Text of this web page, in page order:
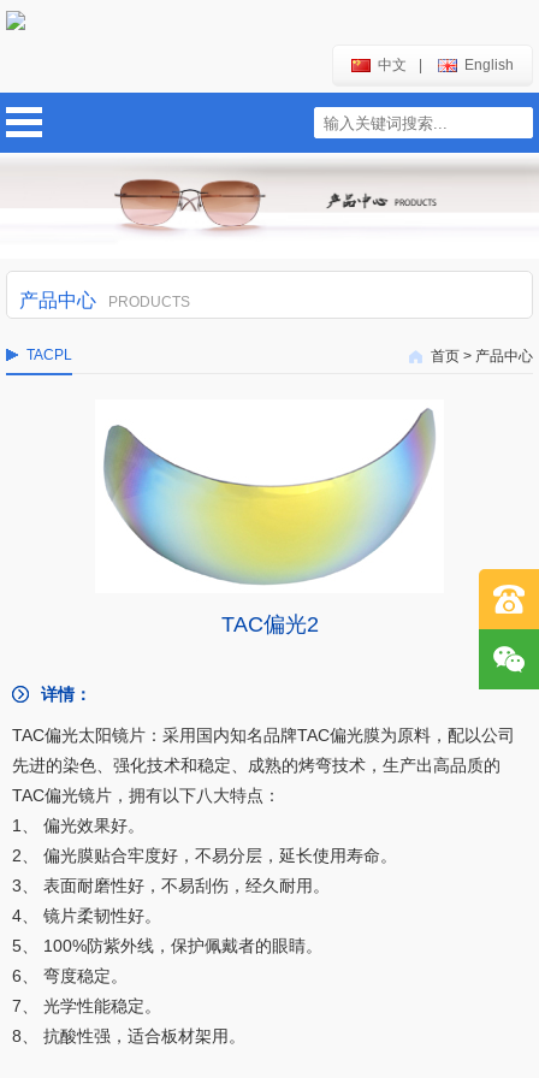
中文 English
产品中心 PRODUCTS
首页 > 产品中心
TACPL
TAC偏光2
详情：
TAC偏光太阳镜片：采用国内知名品牌TAC偏光膜为原料，配以公司
先进的染色、强化技术和稳定、成熟的烤弯技术，生产出高品质的
TAC偏光镜片，拥有以下八大特点：
1、 偏光效果好。
2、 偏光膜贴合牢度好，不易分层，延长使用寿命。
3、 表面耐磨性好，不易刮伤，经久耐用。
4、 镜片柔韧性好。
5、 100%防紫外线，保护佩戴者的眼睛。
6、 弯度稳定。
7、 光学性能稳定。
8、 抗酸性强，适合板材架用。